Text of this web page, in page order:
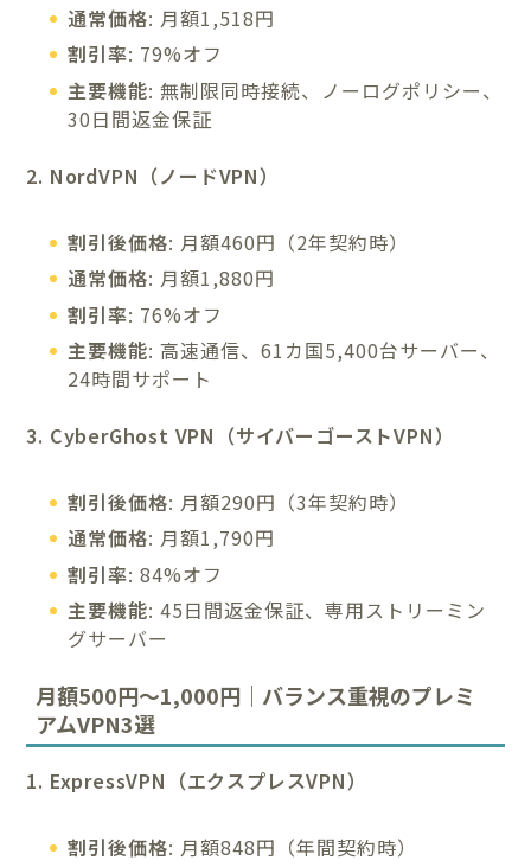
通常価格: 月額1,518円
割引率: 79%オフ
主要機能: 無制限同時接続、ノーログポリシー、
30日間返金保証
2. NordVPN（ノードVPN）
割引後価格: 月額460円（2年契約時）
通常価格: 月額1,880円
割引率: 76%オフ
主要機能: 高速通信、61カ国5,400台サーバー、
24時間サポート
3. CyberGhost VPN（サイバーゴーストVPN）
割引後価格: 月額290円（3年契約時）
通常価格: 月額1,790円
割引率: 84%オフ
主要機能: 45日間返金保証、専用ストリーミン
グサーバー
月額500円〜1,000円｜バランス重視のプレミ
アムVPN3選
1. ExpressVPN（エクスプレスVPN）
割引後価格: 月額848円（年間契約時）